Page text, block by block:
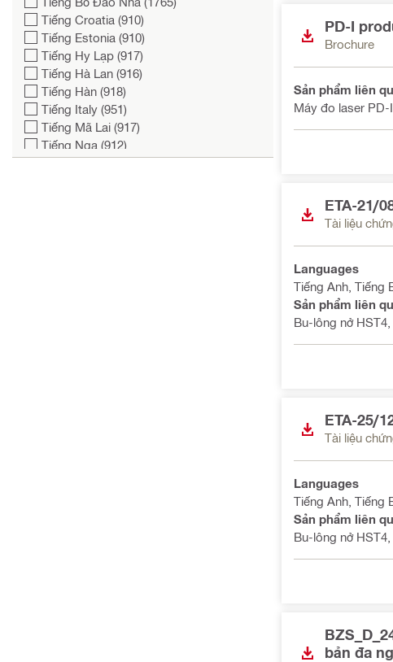
Tiếng Croatia (910)
Tiếng Estonia (910)
Tiếng Hy Lạp (917)
Tiếng Hà Lan (916)
Tiếng Hàn (918)
Tiếng Italy (951)
Tiếng Mã Lai (917)
Tiếng Nga (912)
Tiếng Nhật (915)
PD-I
Brochure
Sản phẩm liên
Máy đo laser
ETA-21/
Tài liệu
Languages
Tiếng Anh, Tiếng
Sản phẩm liên
Bu-lông nở
ETA-25/
Tài liệu
Languages
Tiếng Anh, Tiếng
Sản phẩm liên
Bu-lông nở
bản đa